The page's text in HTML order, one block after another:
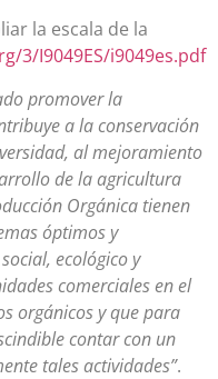
la escala de la
3/I9049ES/i9049es.pdf
promover la
a la conservación
al mejoramiento
de la agricultura
Orgánica tienen
óptimos y
ecológico y
comerciales en el
orgánicos y que para
contar con un
tales actividades”.